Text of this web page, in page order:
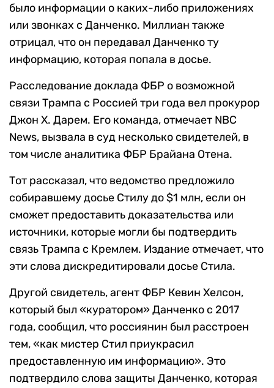
было информации о каких-либо приложениях
или звонках с Данченко. Миллиан также
отрицал, что он передавал Данченко ту
информацию, которая попала в досье.
Расследование доклада ФБР о возможной
связи Трампа с Россией три года вел прокурор
Джон Х. Дарем. Его команда, отмечает NBC
News, вызвала в суд несколько свидетелей, в
том числе аналитика ФБР Брайана Отена.
Тот рассказал, что ведомство предложило
собиравшему досье Стилу до $1 млн, если он
сможет предоставить доказательства или
источники, которые могли бы подтвердить
связь Трампа с Кремлем. Издание отмечает, что
эти слова дискредитировали досье Стила.
Другой свидетель, агент ФБР Кевин Хелсон,
который был «куратором» Данченко с 2017
года, сообщил, что россиянин был расстроен
тем, «как мистер Стил приукрасил
предоставленную им информацию». Это
подтвердило слова защиты Данченко, которая